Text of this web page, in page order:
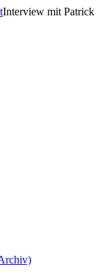
Interview mit Patrick